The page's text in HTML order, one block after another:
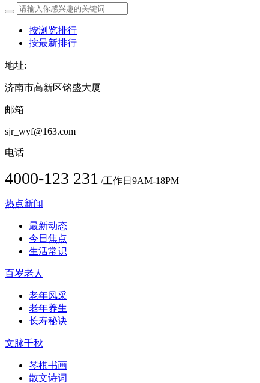
按浏览排行
按最新排行
地址:
济南市高新区铭盛大厦
邮箱
sjr_wyf@163.com
电话
4000-123 231 /工作日9AM-18PM
热点新闻
最新动态
今日焦点
生活常识
百岁老人
老年风采
老年养生
长寿秘诀
文脉千秋
琴棋书画
散文诗词